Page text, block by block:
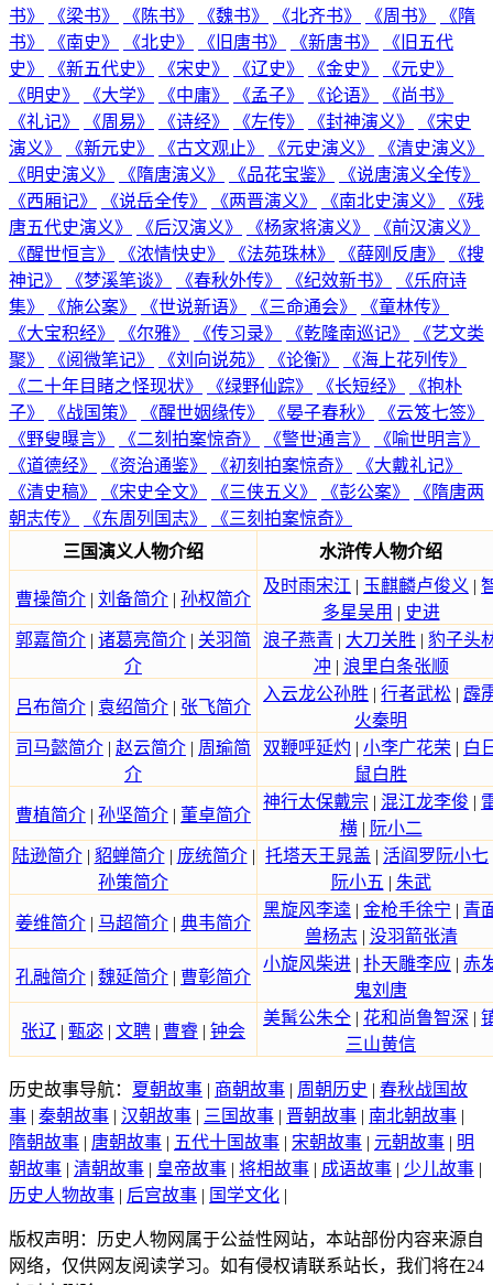
书》
《梁书》 《陈书》 《魏书》 《北齐书》 《周书》
《隋
书》
《南史》 《北史》 《旧唐书》 《新唐书》
《旧五代
史》
《新五代史》 《宋史》 《辽史》 《金史》
《元史》
《明史》
《大学》 《中庸》 《孟子》 《论语》
《尚书》
《礼记》
《周易》 《诗经》 《左传》 《封神演义》
《宋史
演义》
《新元史》 《古文观止》 《元史演义》
《清史演义》
《明史演义》
《隋唐演义》 《品花宝鉴》
《说唐演义全传》
《西厢记》
《说岳全传》 《两晋演义》 《南北史演义》
《残
唐五代史演义》
《后汉演义》 《杨家将演义》
《前汉演义》
《醒世恒言》
《浓情快史》 《法苑珠林》 《薛刚反唐》
《搜
神记》
《梦溪笔谈》 《春秋外传》 《纪效新书》
《乐府诗
集》
《施公案》 《世说新语》 《三命通会》
《童林传》
《大宝积经》
《尔雅》 《传习录》 《乾隆南巡记》
《艺文类
聚》
《阅微笔记》 《刘向说苑》 《论衡》
《海上花列传》
《二十年目睹之怪现状》
《绿野仙踪》 《长短经》
《抱朴
子》
《战国策》 《醒世姻缘传》 《晏子春秋》
《云笈七签》
《野叟曝言》
《二刻拍案惊奇》 《警世通言》
《喻世明言》
《道德经》
《资治通鉴》 《初刻拍案惊奇》
《大戴礼记》
《清史稿》
《宋史全文》 《三侠五义》 《彭公案》
《隋唐两
朝志传》
《东周列国志》
《三刻拍案惊奇》
三国演义人物介绍
水浒传人物介绍
曹操简介 | 刘备简介 | 孙权简介
及时雨宋江 | 玉麒麟卢俊义 |
多星吴用 | 史进
郭嘉简介 | 诸葛亮简介 | 关羽简
介
浪子燕青 | 大刀关胜 | 豹子头
冲 | 浪里白条张顺
吕布简介 | 袁绍简介 | 张飞简介
入云龙公孙胜 | 行者武松 | 霹
火秦明
司马懿简介 | 赵云简介 | 周瑜简
介
双鞭呼延灼 | 小李广花荣 | 白
鼠白胜
曹植简介 | 孙坚简介 | 董卓简介
神行太保戴宗 | 混江龙李俊 |
横| 阮小二
陆逊简介| 貂蝉简介| 庞统简介|
孙策简介
托塔天王晁盖 | 活阎罗阮小七
阮小五 | 朱武
姜维简介 | 马超简介 | 典韦简介
黑旋风李逵 | 金枪手徐宁 | 青
兽杨志| 没羽箭张清
孔融简介 | 魏延简介 | 曹彰简介
小旋风柴进 | 扑天雕李应 | 赤
鬼刘唐
张辽 | 甄宓 | 文聘 | 曹睿 | 钟会
美髯公朱仝 | 花和尚鲁智深 |
三山黄信
历史故事导航： 夏朝故事 | 商朝故事 | 周朝历史 | 春秋战国故
事 | 秦朝故事 | 汉朝故事 | 三国故事 | 晋朝故事 | 南北朝故事 |
隋朝故事 | 唐朝故事 | 五代十国故事 | 宋朝故事 | 元朝故事 | 明
朝故事 | 清朝故事 | 皇帝故事 | 将相故事 | 成语故事 | 少儿故事 |
历史人物故事 | 后宫故事 | 国学文化 |
版权声明：历史人物网属于公益性网站，本站部份内容来源自
网络，仅供网友阅读学习。如有侵权请联系站长，我们将在24